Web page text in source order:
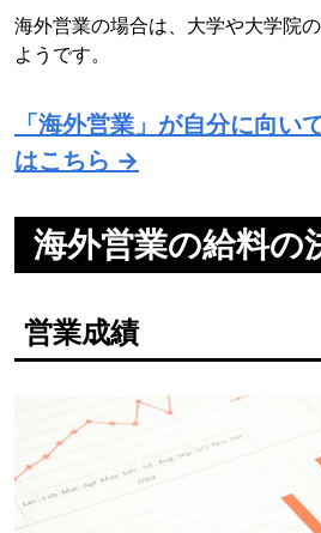
海外営業の場合は、大学や大学院
ようです。
「海外営業」が自分に向い
はこちら →
海外営業の給料の
営業成績